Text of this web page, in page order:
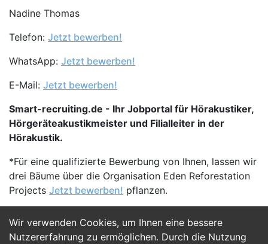
Wir verwenden Cookies, um Ihnen eine bessere
Nutzererfahrung zu ermöglichen. Durch die Nutzung
Nadine Thomas
Telefon: Jetzt bewerben!
WhatsApp: Jetzt bewerben!
E-Mail: Jetzt bewerben!
Smart-recruiting.de - Ihr Jobportal für Hörakustiker,
Hörgeräteakustikmeister und Filialleiter in der
Hörakustik.
*Für eine qualifizierte Bewerbung von Ihnen, lassen wir
drei Bäume über die Organisation Eden Reforestation
Projects Jetzt bewerben! pflanzen.
Jetzt Bewerben